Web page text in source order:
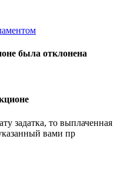
была отклонена
задатка, то выплаченная
вами пр